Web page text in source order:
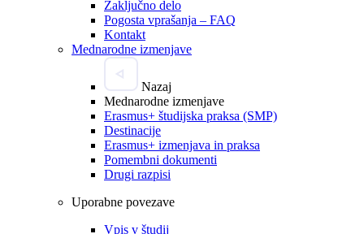
Zaključno delo
Pogosta vprašanja – FAQ
Kontakt
Mednarodne izmenjave
Nazaj
Mednarodne izmenjave
Erasmus+ študijska praksa (SMP)
Destinacije
Erasmus+ izmenjava in praksa
Pomembni dokumenti
Drugi razpisi
Uporabne povezave
Vpis v študij